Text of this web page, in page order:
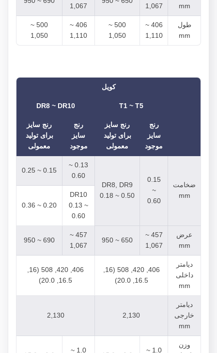
mm
1,067
1,067
طول
mm
406 ~
1,110
500 ~
1,050
406 ~
1,110
500 ~
1,050
کویل
T1 ~ T5
DR8 ~ DR10
رنج
سایز
موجود
رنج سایز
برای تولید
معمولی
رنج
سایز
موجود
رنج سایز
برای تولید
معمولی
ضخامت
mm
0.15
~
0.60
DR8, DR9
0.18 ~ 0.50
0.13 ~
0.60
0.15 ~ 0.25
DR10
0.13 ~
0.60
0.20 ~ 0.36
عرض
mm
457 ~
1,067
650 ~ 950
457 ~
1,067
690 ~ 950
دیامتر
داخلی
mm
16.5, 20.0)
16.5, 20.0)
دیامتر
خارجی
mm
2,130
2,130
وزن
1.0 ~
1.0 ~